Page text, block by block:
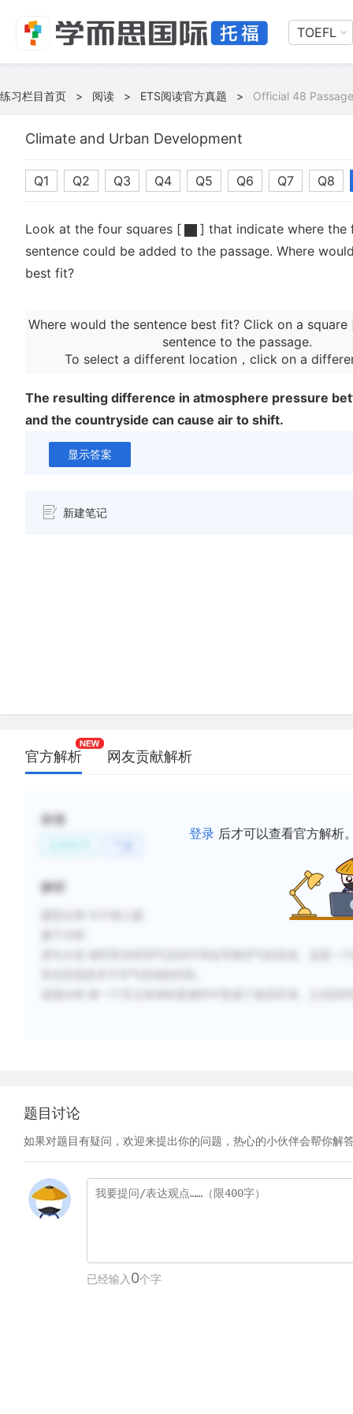
TOEFL
练习栏目首页 > 阅读 > ETS阅读官方真题 > Official 48
Climate and Urban Development
Q1 Q2 Q3 Q4 Q5 Q6 Q7 Q8
Look at the four squares [
] that indicate where the
sentence could be added to the passage. Where
best fit?
Where would the sentence best fit? Click on a square
sentence to the passage.
To select a different location，click on a
The resulting difference in atmosphere pressure
and the countryside can cause air to shift.
显示答案
新建笔记
官方解析 网友贡献解析
登录 后才可以查看官方解析
标签
解析
题目讨论
如果对题目有疑问，欢迎来提出你的问题，热心的小伙伴会帮你解
已经输入 0个字